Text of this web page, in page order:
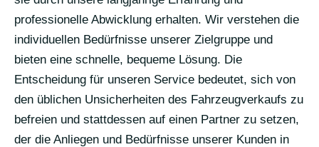
professionelle Abwicklung erhalten. Wir verstehen die
individuellen Bedürfnisse unserer Zielgruppe und
bieten eine schnelle, bequeme Lösung. Die
Entscheidung für unseren Service bedeutet, sich von
den üblichen Unsicherheiten des Fahrzeugverkaufs zu
befreien und stattdessen auf einen Partner zu setzen,
der die Anliegen und Bedürfnisse unserer Kunden in